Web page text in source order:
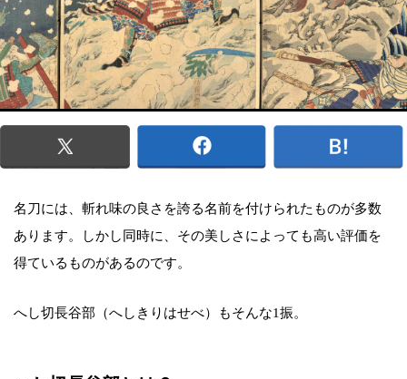
名刀には、斬れ味の良さを誇る名前を付けられたものが多数
あります。しかし同時に、その美しさによっても高い評価を
得ているものがあるのです。
へし切長谷部（へしきりはせべ）もそんな1振。